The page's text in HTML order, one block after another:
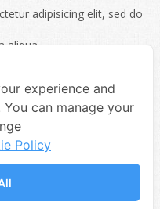
adipisicing elit, sed do
aliqua.
75%
90%
experience and
can manage your
Policy